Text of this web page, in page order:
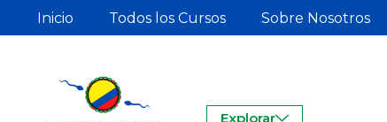
Inicio Todos los Cursos Sobre Nosotros
Explorar